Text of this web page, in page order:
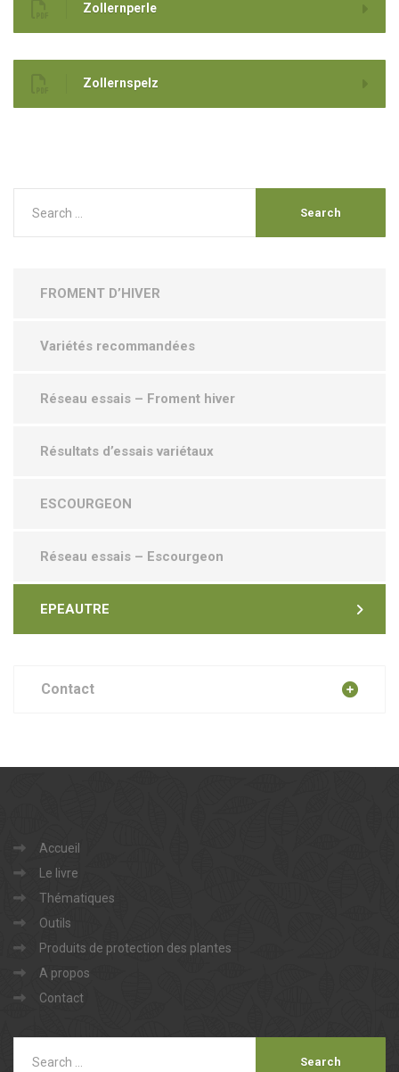
Zollernperle
Zollernspelz
FROMENT D’HIVER
Variétés recommandées
Réseau essais – Froment hiver
Résultats d’essais variétaux
ESCOURGEON
Réseau essais – Escourgeon
EPEAUTRE
Contact
Accueil
Le livre
Thématiques
Outils
Produits de protection des plantes
A propos
Contact